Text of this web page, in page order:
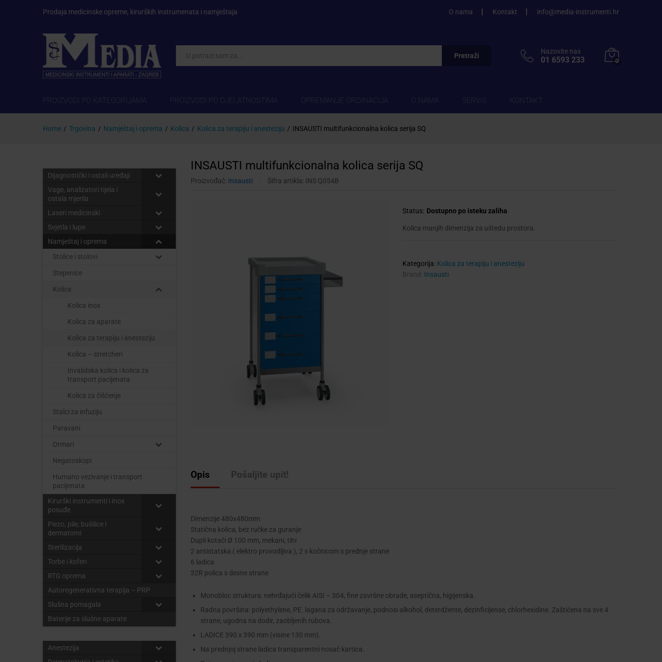
Prodaja medicinske opreme, kirurških instrumenata i namještaja O nama Kontakt info@media-instrumenti.hr
Kategorije Pretraži
Nazovite nas
01 6593 233 0
PROIZVODI PO KATEGORIJAMA PROIZVODI PO DJELATNOSTIMA OPREMANJE ORDINACIJA O NAMA SERVIS KONTAKT
Home / Trgovina / Namještaj i oprema / Kolica / Kolica za terapiju i anesteziju / INSAUSTI multifunkcionalna kolica serija SQ
INSAUSTI multifunkcionalna kolica serija SQ
Proizvođač: Insausti Šifra artikla: INS Q054B
Status: Dostupno po isteku zaliha
Kolica manjih dimenzija za uštedu prostora.
Kategorija: Kolica za terapiju i anesteziju
Brand: Insausti
Opis Pošaljite upit!
Dimenzije 480x480mm
Statična kolica, bez ručke za guranje
Dupli kotači Ø 100 mm, mekani, tihi
2 antistatska ( elektro provodljiva ), 2 s kočnicom s prednje strane
6 ladica
32R polica s desne strane
Monobloc struktura: nehrđajući čelik AISI – 304, fine završne obrade, aseptična, higijenska.
Radna površina: polyethylene, PE. lagana za održavanje, podnosi alkohol, deterdžente, dezinficijense, chlorhexidine. Zaštićena na sve 4
strane, ugodna na dodir, zaobljenih rubova.
LADICE 390 x 390 mm (visine 130 mm).
Na prednjoj strane ladica transparentni nosač kartica.
Dijagnostički i ostali uređaji
Vage, analizatori tijela i
ostala mjerila
Laseri medicinski
Svjetla i lupe
Namještaj i oprema
Stolice i stolovi
Stepenice
Kolica
Kolica inox
Kolica za aparate
Kolica za terapiju i anesteziju
Kolica – stretcheri
Invalidska kolica i kolica za
transport pacijenata
Kolica za čišćenje
Stalci za infuziju
Paravani
Ormari
Negatoskopi
Humano vezivanje i transport
pacijenata
Kirurški instrumenti i inox
posuđe
Piezo, pile, bušilice i
dermatomi
Sterilizacija
Torbe i koferi
RTG oprema
Autoregenerativna terapija – PRP
Slušna pomagala
Baterije za slušne aparate
Anestezija